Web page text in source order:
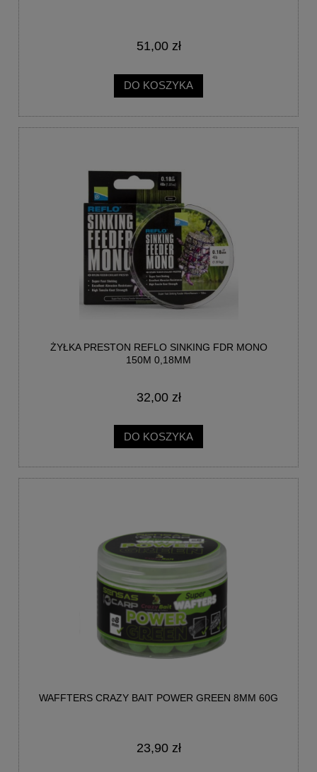
51,00 zł
DO KOSZYKA
ŻYŁKA PRESTON REFLO SINKING FDR MONO
150M 0,18MM
32,00 zł
DO KOSZYKA
WAFFTERS CRAZY BAIT POWER GREEN 8MM 60G
23,90 zł